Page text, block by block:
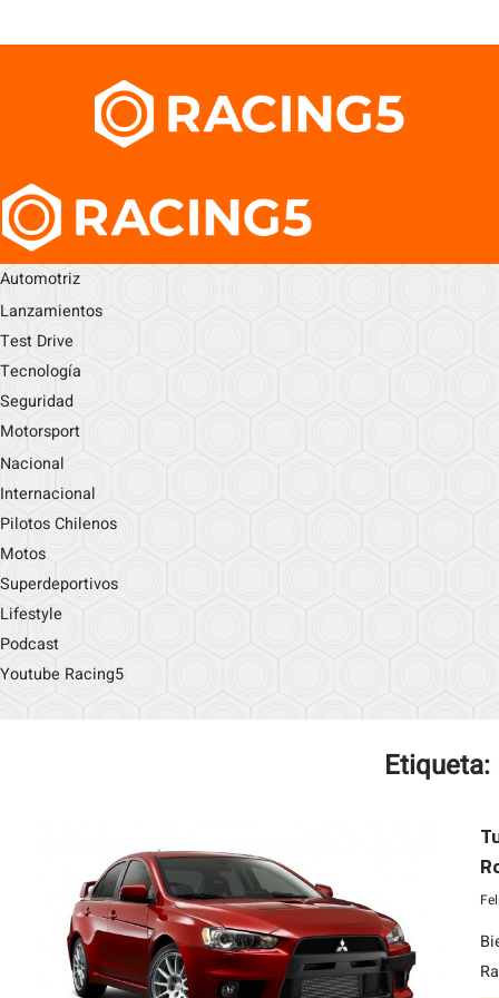
Automotriz
Lanzamientos
Test Drive
Tecnología
Seguridad
Motorsport
Nacional
Internacional
Pilotos Chilenos
Motos
Superdeportivos
Lifestyle
Podcast
Youtube Racing5
Etiqueta: